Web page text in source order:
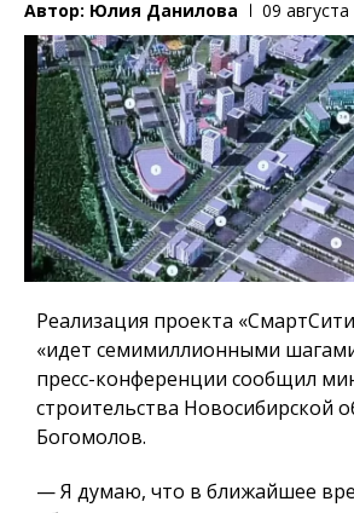
Автор: Юлия Данилова 09
Реализация проекта
«идет семимиллионными
пресс-конференции сообщил
строительства Новосибирской
Богомолов.
— Я думаю, что в ближайшее